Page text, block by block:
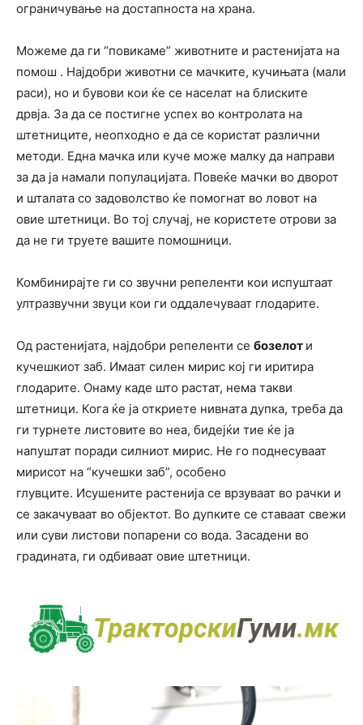
ограничување на достапноста на храна.
Можеме да ги “повикаме” животните и растенијата на
помош . Најдобри животни се мачките, кучињата (мали
раси), но и бувови кои ќе се населат на блиските
дрвја. За да се постигне успех во контролата на
штетниците, неопходно е да се користат различни
методи. Една мачка или куче може малку да направи
за да ја намали популацијата. Повеќе мачки во дворот
и шталата со задоволство ќе помогнат во ловот на
овие штетници. Во тој случај, не користете отрови за
да не ги труете вашите помошници.
Комбинирајте ги со звучни репеленти кои испуштаат
ултразвучни звуци кои ги оддалечуваат глодарите.
Од растенијата, најдобри репеленти се бозелот и
кучешкиот заб. Имаат силен мирис кој ги иритира
глодарите. Онаму каде што растат, нема такви
штетници. Кога ќе ја откриете нивната дупка, треба да
ги турнете листовите во неа, бидејќи тие ќе ја
напуштат поради силниот мирис. Не го поднесуваат
мирисот на “кучешки заб”, особено
глувците. Исушените растенија се врзуваат во рачки и
се закачуваат во објектот. Во дупките се ставаат свежи
или суви листови попарени со вода. Засадени во
градината, ги одбиваат овие штетници.